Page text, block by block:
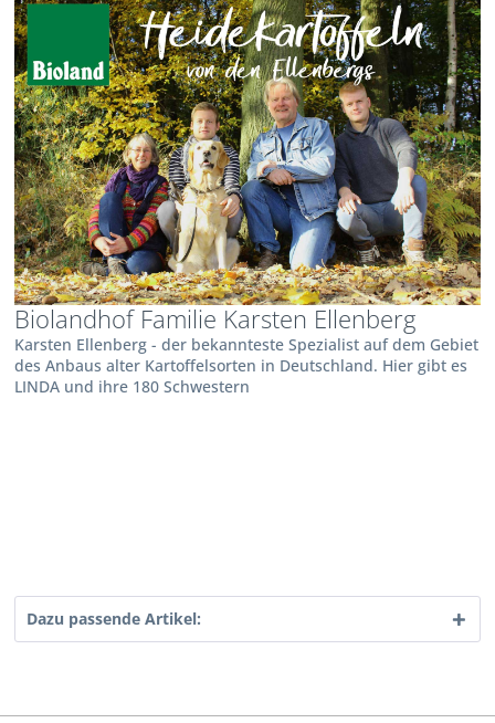
Biolandhof Familie Karsten Ellenberg
Karsten Ellenberg - der bekannteste Spezialist auf dem Gebiet
des Anbaus alter Kartoffelsorten in Deutschland. Hier gibt es
LINDA und ihre 180 Schwestern
Dazu passende Artikel: